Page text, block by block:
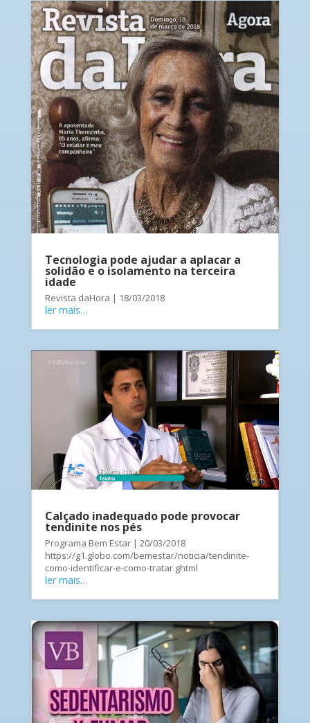
Tecnologia pode ajudar a aplacar a
solidão e o isolamento na terceira
idade
Revista daHora | 18/03/2018
ler mais…
Calçado inadequado pode provocar
tendinite nos pés
Programa Bem Estar | 20/03/2018
https://g1.globo.com/bemestar/noticia/tendinite-
como-identificar-e-como-tratar.ghtml
ler mais…